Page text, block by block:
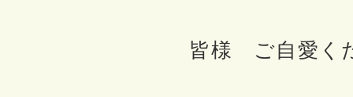
皆様 ご自愛く